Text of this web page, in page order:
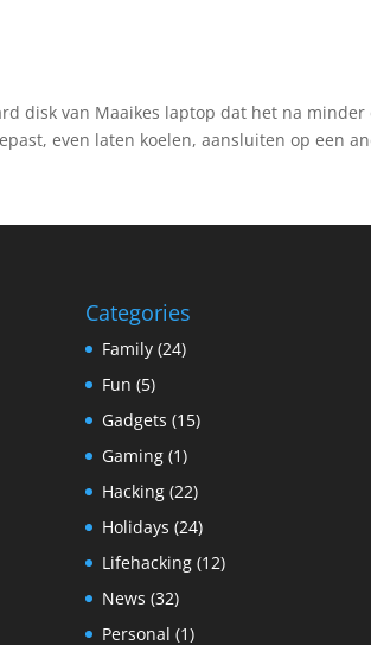
disk van Maaikes laptop dat het na
even laten koelen, aansluiten op een
Categories
Family(24)
Fun (5)
Gadgets (15)
Gaming(1)
Hacking(22)
Holidays (24)
Lifehacking(12)
News (32)
Personal (1)